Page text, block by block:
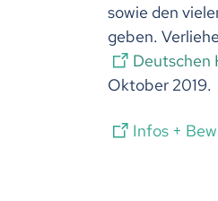
sowie den
geben.
Deutschen
Oktober 2019.
Infos +